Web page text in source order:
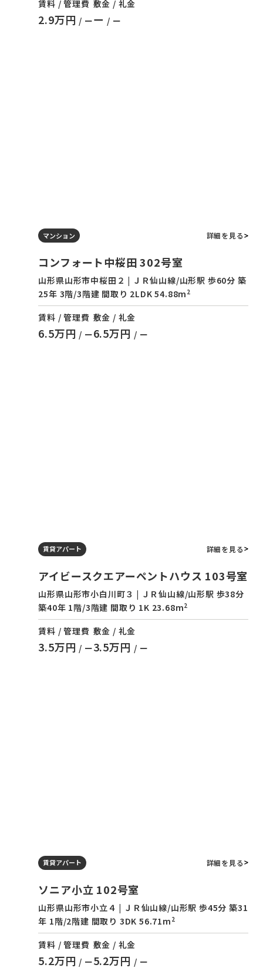
賃料 / 管理費
2.9万円 / ー
敷金 / 礼金
ー / ー
マンション 詳細を見る
コンフォート中桜田 302号室
山形県山形市中桜田２ | ＪＲ仙山線/山形駅 歩60分 築
25年 3階/3階建 間取り 2LDK 54.88m 2
賃料 / 管理費
6.5万円 / ー
敷金 / 礼金
6.5万円 / ー
賃貸アパート 詳細を見る
アイビースクエアーペントハウス 103号室
山形県山形市小白川町３ | ＪＲ仙山線/山形駅 歩38分
築40年 1階/3階建 間取り 1K 23.68m2
賃料 / 管理費
3.5万円 / ー
敷金 / 礼金
3.5万円 / ー
賃貸アパート 詳細を見る
ソニア小立 102号室
山形県山形市小立４ | ＪＲ仙山線/山形駅 歩45分 築31
年 1階/2階建 間取り 3DK 56.71m 2
賃料 / 管理費
5.2万円 / ー
敷金 / 礼金
5.2万円 / ー